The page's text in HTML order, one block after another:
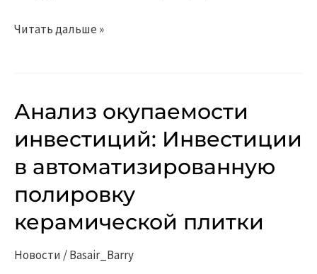
Читать дальше »
Анализ окупаемости
инвестиций: Инвестиции
в автоматизированную
полировку
керамической плитки
Новости /Basair_Barry
Анализ
инвестиций:
Инвестиции
автоматизированную
полировку